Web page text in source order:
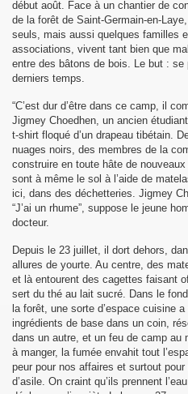
début août. Face à un chantier de
de la forêt de Saint-Germain-en-
seuls, mais aussi quelques familles
associations, vivent tant bien que
entre des bâtons de bois. Le but :
derniers temps.
“C’est dur d’être dans ce camp, il
Jigmey Choedhen, un ancien
t-shirt floqué d’un drapeau tibétain.
nuages noirs, des membres de la
construire en toute hâte de
sont à même le sol à l’aide de
ici, dans des déchetteries. Jigmey
“J’ai un rhume”, suppose le jeune
docteur.
Depuis le 23 juillet, il dort dehors,
allures de yourte. Au centre, des
et là entourent des cagettes faisant
sert du thé au lait sucré. Dans le
la forêt, une sorte d’espace cuisine
ingrédients de base dans un coin,
dans un autre, et un feu de camp au
à manger, la fumée envahit tout
peur pour nos affaires et surtout
d’asile. On craint qu’ils prennent